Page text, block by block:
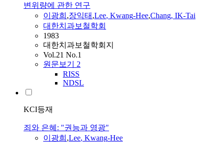
변위량에 관한 연구
이광희 ,장익태 ,Lee, Kwang-Hee,Chang, IK-Tai
대한치과보철학회
1983
대한치과보철학회지
Vol.21 No.1
원문보기 2
RISS
NDSL
KCI등재
죄와 은혜: "권능과 영광"
이광희 ,Lee, Kwang-Hee